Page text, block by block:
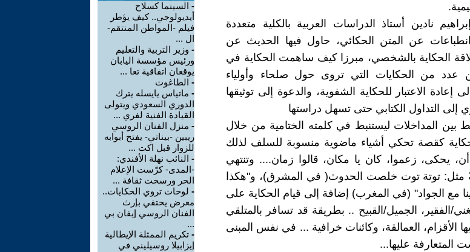
نادين أستاذ الدراسات العربية بالكلية متعددة
عن المتن الحكائي، حاول فيها الحديث عن
الحكاية بالشخصي، مبرزا كيف ساهمت الحكاية في
من عدد من الحكايات التي تروى حول صلحاء وأولياء
إعادة الاعتبار للحكاية الشفوية، والدعوة إلى توثيقها
إلى التداول الكتابي حتى تسهل دراستها
المداخلات ليستنبط في كلمته الختامية من خلال
كقصة تحكي أشياء ماضوية منسوبة للسلف لذلك
يحكى، زعموا، كان يا مكان، قالوا زمان.... وتنتهي
مثل: توتة توت خلصت الحدوث( في المشرق)، و"هكذا
مع الجواد" (في المغرب) إضافة إلى قيام الحكاية على
الفقير، الجميل/القبيح .. بطريقة قد تسافر بالمتلقي
الأقزام، العمالقة، وكائنات خرافية ... في نفس المبنى
المتعارفة عليها...
- السينما كسلاح
أيديولوجي.. كيف يؤطر
فيلم -المواطن المنتقم-
ال ...
- وزير التربية والتعليم
ورئيس مؤسسة اليابان
يوقعان اتفاقية تعا ...
- الطاغوت
- ماتياس يايسله يترك
الدوري السعودي ويتولى
القيادة الفنية لفري ...
- منزل الفنان الروسي
ريبين -بيناتي- يفتح أبوابه
للزوار قبل اكت ...
- النائب نهلة الأفندي:
-المدى- كرّست الإعلام
الحر ورسخت ثقافة ...
- لوحات تروي الحكايات..
معرض يحتفي بإرث
الفنان الروسي إيفان بي
...
- تكريم الممثلة الإيطالية
إيزابيلا روسيليني في